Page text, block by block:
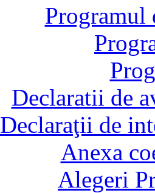
Declaratii de
Declaraţii de
Anexa
Alegeri